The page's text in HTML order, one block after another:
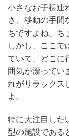
小さなお子様連
さ、移動の手間
ちですよね。ち
しかし、ここで
ていて、どこに
囲気が漂ってい
れがリラックス
よ。
特に大注目した
型の施設である